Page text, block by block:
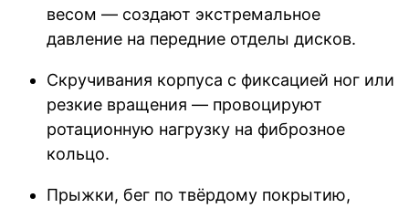
весом — создают экстремальное
давление на передние отделы дисков.
Скручивания корпуса с фиксацией ног или
резкие вращения — провоцируют
ротационную нагрузку на фиброзное
кольцо.
Прыжки, бег по твёрдому покрытию,